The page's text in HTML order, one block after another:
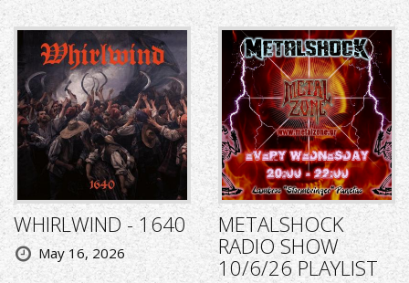
WHIRLWIND - 1640
May 16, 2026
METALSHOCK
RADIO SHOW
10/6/26 PLAYLIST